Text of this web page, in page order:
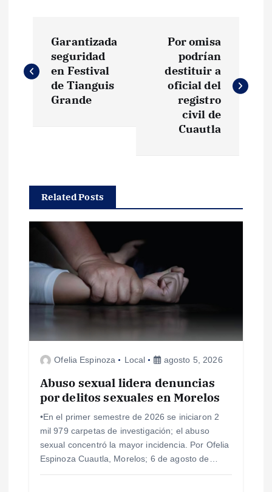
a
a
c
ó
n
d
Garantizada
seguridad
en Festival
de Tianguis
Grande
Por omisa
podrían
destituir a
oficial del
registro
civil de
Cuautla
Related Posts
Ofelia Espinoza Local agosto 5, 2026
Abuso sexual lidera denuncias
por delitos sexuales en Morelos
•En el primer semestre de 2026 se iniciaron 2
mil 979 carpetas de investigación; el abuso
sexual concentró la mayor incidencia. Por Ofelia
Espinoza Cuautla, Morelos; 6 de agosto de…